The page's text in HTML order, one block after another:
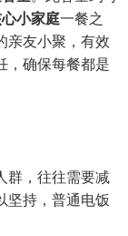
小家庭一餐之
亲友小聚，有效
，确保每餐都是
群，往往需要减
坚持，普通电饭